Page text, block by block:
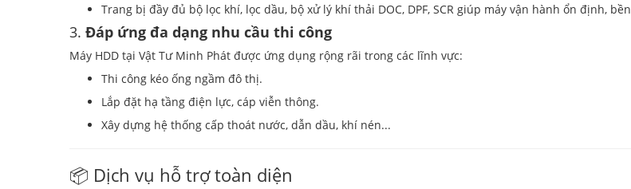
Trang bị đầy đủ bộ lọc khí, lọc dầu, bộ xử lý khí thải DOC, DPF, SCR giúp máy vận hành ổn định,
3. Đáp ứng đa dạng nhu cầu thi công
Máy HDD tại Vật Tư Minh Phát được ứng dụng rộng rãi trong các lĩnh vực:
Thi công kéo ống ngầm đô thị.
Lắp đặt hạ tầng điện lực, cáp viễn thông.
Xây dựng hệ thống cấp thoát nước, dẫn dầu, khí nén...
📦 Dịch vụ hỗ trợ toàn diện